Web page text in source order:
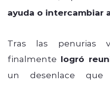
ayuda o intercambiar
Tras las penurias
finalmente logró
un desenlace que